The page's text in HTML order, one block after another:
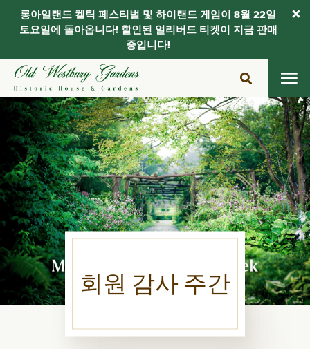
츠
기
회원 감사 주간
롱아일랜드 켈틱 페스티벌 및 하이랜드 게임이 8월 22일
토요일에 돌아옵니다! 할인된 얼리버드 티켓이 지금 판매
중입니다!